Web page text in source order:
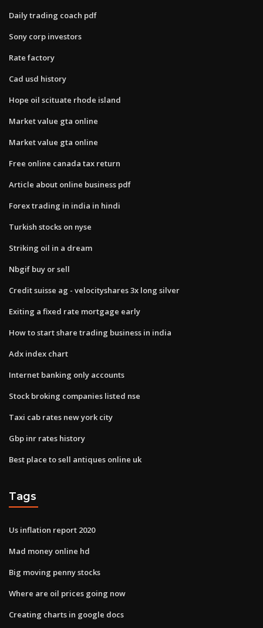
Daily trading coach pdf
Sony corp investors
Rate factory
Cad usd history
Hope oil scituate rhode island
Market value gta online
Market value gta online
Free online canada tax return
Article about online business pdf
Forex trading in india in hindi
Turkish stocks on nyse
Striking oil in a dream
Nbgif buy or sell
Credit suisse ag - velocityshares 3x long silver
Exiting a fixed rate mortgage early
How to start share trading business in india
Adx index chart
Internet banking only accounts
Stock broking companies listed nse
Taxi cab rates new york city
Gbp inr rates history
Best place to sell antiques online uk
Tags
Us inflation report 2020
Mad money online hd
Big moving penny stocks
Where are oil prices going now
Creating charts in google docs